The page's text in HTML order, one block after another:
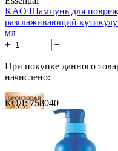
KAO Шампунь для
разглаживающий
мл
+
−
При покупке данного
начислено:
16 баллов
24 балла
КОД: 758040